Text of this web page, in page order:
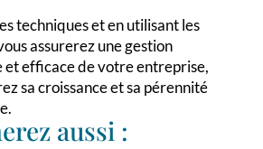
techniques et en utilisant les
assurerez une gestion
et efficace de votre entreprise,
sa croissance et sa pérennité
aussi :